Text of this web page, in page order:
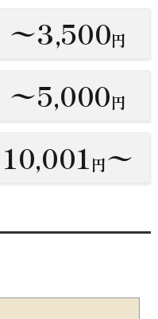
〜3,500円
〜5,000円
10,001円〜